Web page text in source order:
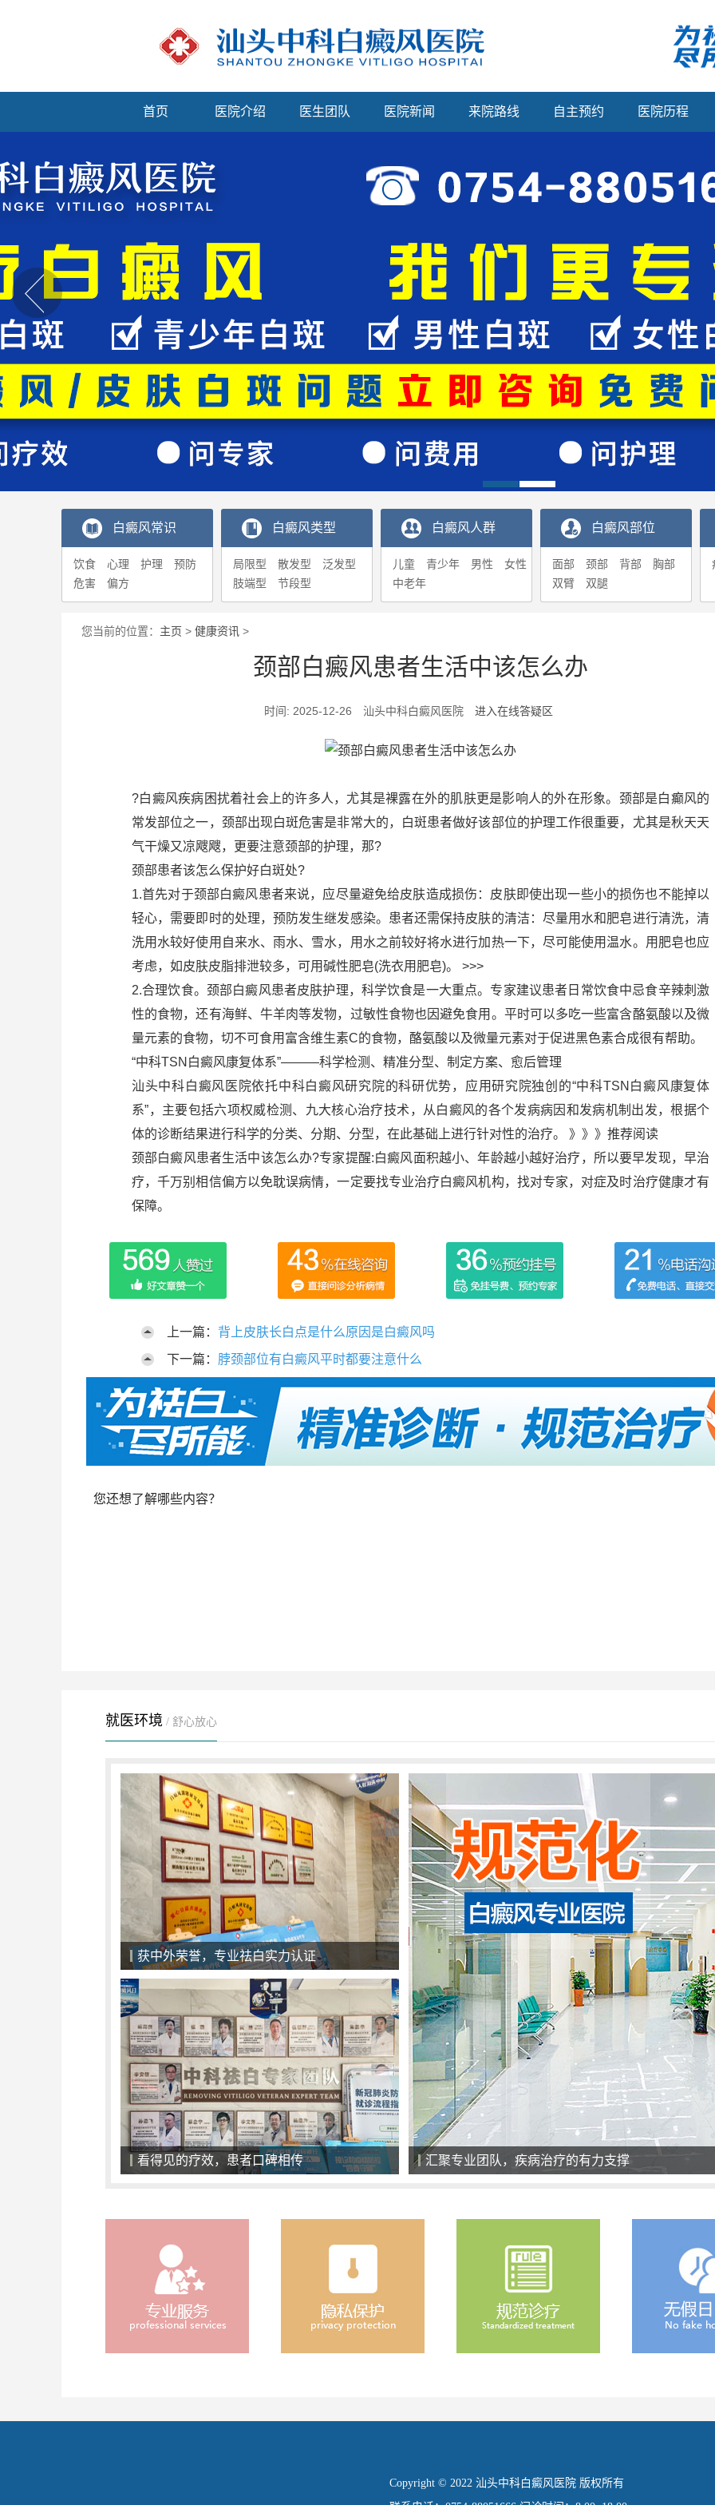
首页 医院介绍 医生团队 医院新闻 来院路线 自主预约 医院历程
白癜风常识
饮食 心理 护理
预防
危害
偏方
白癜风类型
局限型 散发型
泛发型
肢端型
节段型
白癜风人群
儿童 青少年 男性
女性
中老年
白癜风部位
面部 颈部 背部
胸部
双臂
双腿
您当前的位置： 主页 > 健康资讯 >
颈部白癜风患者生活中该怎么办
时间: 2025-12-26 汕头中科白癜风医院 进入在线答疑区
?白癜风疾病困扰着社会上的许多人，尤其是裸露在外的肌肤更是影响人的外在形象。颈部是白癫风的
常发部位之一，颈部出现白斑危害是非常大的，白斑患者做好该部位的护理工作很重要，尤其是秋天天
气干燥又凉飕飕，更要注意颈部的护理，那?
颈部患者该怎么保护好白斑处?
1.首先对于颈部白癜风患者来说，应尽量避免给皮肤造成损伤：皮肤即使出现一些小的损伤也不能掉以
轻心，需要即时的处理，预防发生继发感染。患者还需保持皮肤的清洁：尽量用水和肥皂进行清洗，清
洗用水较好使用自来水、雨水、雪水，用水之前较好将水进行加热一下，尽可能使用温水。用肥皂也应
考虑，如皮肤皮脂排泄较多，可用碱性肥皂(洗衣用肥皂)。 >>>
2.合理饮食。颈部白癜风患者皮肤护理，科学饮食是一大重点。专家建议患者日常饮食中忌食辛辣刺激
性的食物，还有海鲜、牛羊肉等发物，过敏性食物也因避免食用。平时可以多吃一些富含酪氨酸以及微
量元素的食物，切不可食用富含维生素C的食物，酪氨酸以及微量元素对于促进黑色素合成很有帮助。
“中科TSN白癜风康复体系”———科学检测、精准分型、制定方案、愈后管理
汕头中科白癜风医院依托中科白癜风研究院的科研优势，应用研究院独创的“中科TSN白癜风康复体
系”，主要包括六项权威检测、九大核心治疗技术，从白癜风的各个发病病因和发病机制出发，根据个
体的诊断结果进行科学的分类、分期、分型，在此基础上进行针对性的治疗。 》》》推荐阅读
颈部白癜风患者生活中该怎么办?专家提醒:白癜风面积越小、年龄越小越好治疗，所以要早发现，早治
疗，千万别相信偏方以免耽误病情，一定要找专业治疗白癜风机构，找对专家，对症及时治疗健康才有
保障。
上一篇： 背上皮肤长白点是什么原因是白癜风吗
下一篇： 脖颈部位有白癜风平时都要注意什么
您还想了解哪些内容？
就医环境 / 舒心放心
一对一面诊，精准化治疗
一对一面诊，精准化治疗 全天候导医服务，细心、耐心、责任心
Copyright © 2022 汕头中科白癜风医院 版权所有